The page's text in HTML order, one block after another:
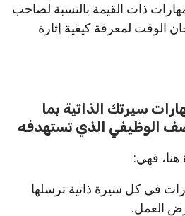
ذات القيمة بالنسبة لصاحب
الوقت لمعرفة كيفية إثارة
سيرتك الذاتية بما
الوظيفي الذي تستهدفه
هنا، فهي:
في كل سيرة ذاتية ترسلها
العمل.